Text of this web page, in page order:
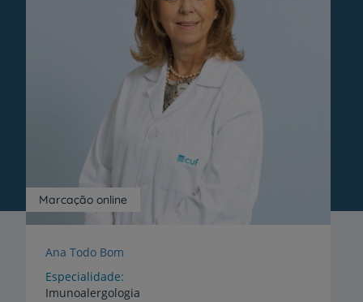
Marcação online
Ana Todo Bom
Especialidade
Imunoalergologia